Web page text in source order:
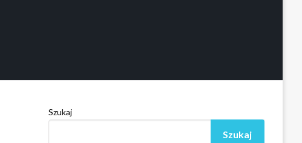
Szukaj
Szukaj